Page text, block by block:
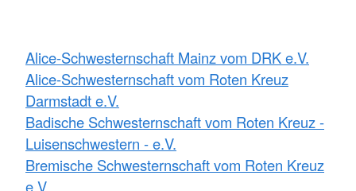
Alice-Schwesternschaft Mainz vom DRK e.V.
Alice-Schwesternschaft vom Roten Kreuz
Darmstadt e.V.
Badische Schwesternschaft vom Roten Kreuz -
Luisenschwestern - e.V.
Bremische Schwesternschaft vom Roten Kreuz
e.V.